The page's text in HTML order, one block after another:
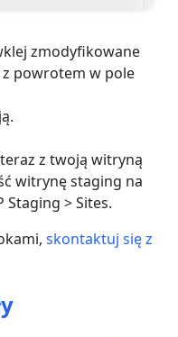
zmodyfikowane
z powrotem w pole
teraz z twoją witryną
witrynę staging na
Staging > Sites.
skontaktuj się z